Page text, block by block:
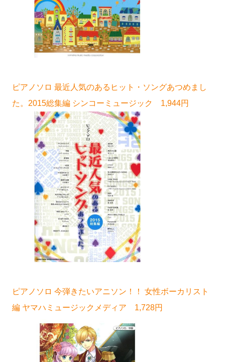
ピアノソロ 最近人気のあるヒット・ソングあつめまし
た。2015総集編 シンコーミュージック 1,944円
ピアノソロ 今弾きたいアニソン！！ 女性ボーカリスト
編 ヤマハミュージックメディア 1,728円